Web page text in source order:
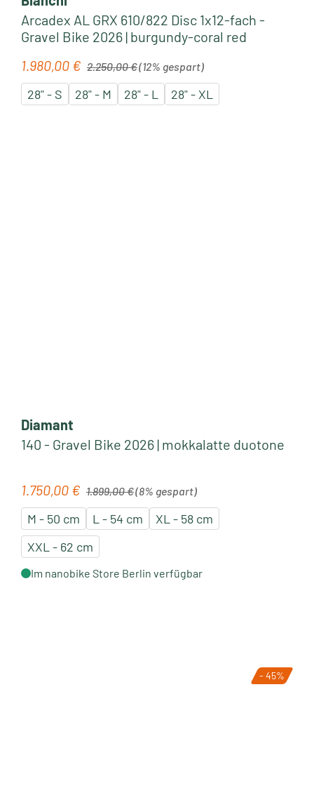
Arcadex AL GRX 610/822 Disc 1x12-fach -
Gravel Bike 2026 | burgundy-coral red
Verkaufspreis:
1.980,00 € 2.250,00 €(12% gespart)
28" - S 28" - M 28" - L 28" - XL
Diamant
140 - Gravel Bike 2026 | mokkalatte duotone
Verkaufspreis:
1.750,00 € Regulärer Preis:
1.899,00 €(8% gespart)
M - 50 cm L - 54 cm
XL - 58 cm
XXL - 62 cm
Im nanobike Store Berlin verfügbar
- 45%